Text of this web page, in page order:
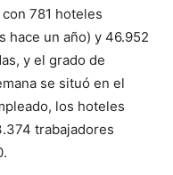
781 hoteles
hace un año) y 46.952
y el grado de
se situó en el
los hoteles
trabajadores